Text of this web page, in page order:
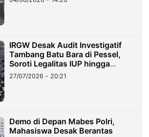
IRGW Desak Audit Investigatif
Tambang Batu Bara di Pessel,
Soroti Legalitas IUP hingga
Stockpile
27/07/2026 - 20:21
Demo di Depan Mabes Polri,
Mahasiswa Desak Berantas